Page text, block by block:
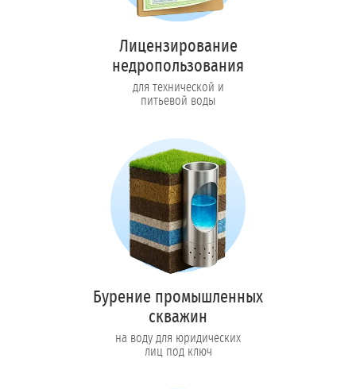
Лицензирование
недропользования
для технической и
питьевой воды
Бурение промышленных
скважин
на воду для юридических
лиц под ключ